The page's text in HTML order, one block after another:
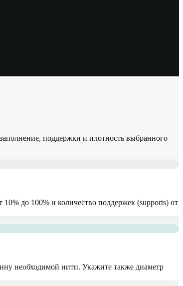
поддержки и плотность выбранного
до 100% и количество поддержек (supports) от
необходимой нити. Укажите также диаметр